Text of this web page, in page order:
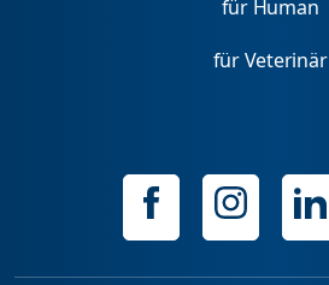
für Human
für Veterinär